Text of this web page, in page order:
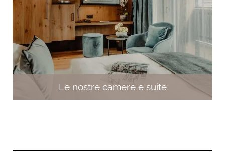
Le nostre camere e suite